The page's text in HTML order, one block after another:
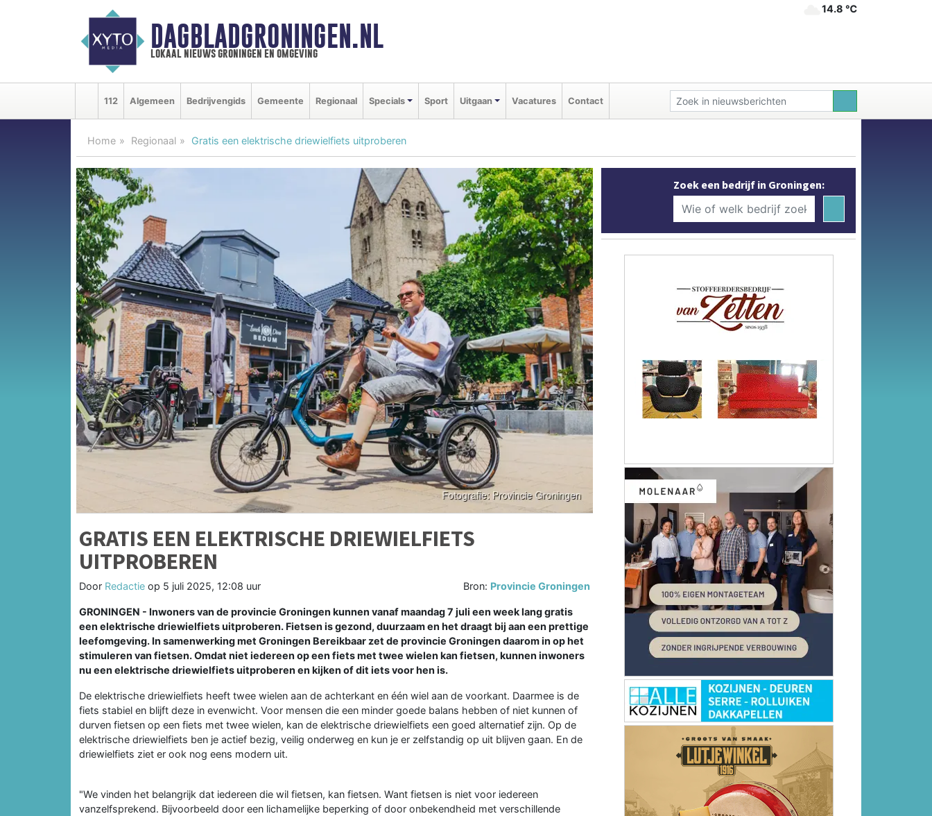
DAGBLADGRONINGEN.NL
lokaal nieuws groningen en omgeving
14.8 ℃
112 Algemeen Bedrijvengids Gemeente Regionaal Specials Sport Uitgaan Vacatures Contact
Home Regionaal Gratis een elektrische driewielfiets uitproberen
GRATIS EEN ELEKTRISCHE DRIEWIELFIETS
UITPROBEREN
Door Redactie op 5 juli 2025, 12:08 uur Bron: Provincie Groningen
GRONINGEN - Inwoners van de provincie Groningen kunnen vanaf maandag 7 juli een week lang gratis
een elektrische driewielfiets uitproberen. Fietsen is gezond, duurzaam en het draagt bij aan een prettige
leefomgeving. In samenwerking met Groningen Bereikbaar zet de provincie Groningen daarom in op het
stimuleren van fietsen. Omdat niet iedereen op een fiets met twee wielen kan fietsen, kunnen inwoners
nu een elektrische driewielfiets uitproberen en kijken of dit iets voor hen is.
De elektrische driewielfiets heeft twee wielen aan de achterkant en één wiel aan de voorkant. Daarmee is de
fiets stabiel en blijft deze in evenwicht. Voor mensen die een minder goede balans hebben of niet kunnen of
durven fietsen op een fiets met twee wielen, kan de elektrische driewielfiets een goed alternatief zijn. Op de
elektrische driewielfiets ben je actief bezig, veilig onderweg en kun je er zelfstandig op uit blijven gaan. En de
driewielfiets ziet er ook nog eens modern uit.
"We vinden het belangrijk dat iedereen die wil fietsen, kan fietsen. Want fietsen is niet voor iedereen
vanzelfsprekend. Bijvoorbeeld door een lichamelijke beperking of door onbekendheid met verschillende
Zoek een bedrijf in Groningen: